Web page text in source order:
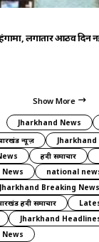
लगातार आठवें दिन
Show More
Jharkhand News
न्यूज़
Jharkhand
हिंदी समाचार
national
Jharkhand Breaking News
हिंदी समाचार
Jharkhand